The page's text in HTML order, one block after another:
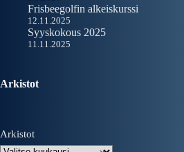
Frisbeegolfin alkeiskurssi
12.11.2025
Syyskokous 2025
11.11.2025
Arkistot
Arkistot